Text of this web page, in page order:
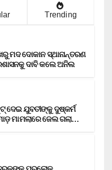
Trending
ମଦ ଦୋକାନ ସ୍ଥାନାନ୍ତରଣ
ଦାବି କଲେ ଅନିଲ
ଦେଇ ଯୁବତୀଙ୍କୁ ଦୁଷ୍କର୍ମ
ମାମଲାରେ ଜେଲ ଗଲା